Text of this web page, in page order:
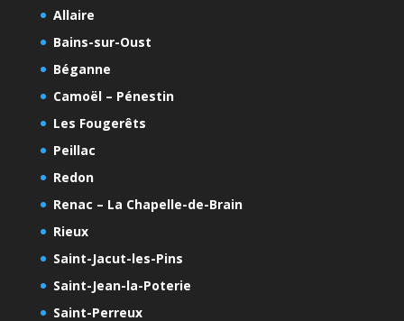
Allaire
Bains-sur-Oust
Béganne
Camoël – Pénestin
Les Fougerêts
Peillac
Redon
Renac – La Chapelle-de-Brain
Rieux
Saint-Jacut-les-Pins
Saint-Jean-la-Poterie
Saint-Perreux